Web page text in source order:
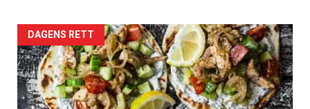
Forsiden
akkurat
nå
DAGENS RETT